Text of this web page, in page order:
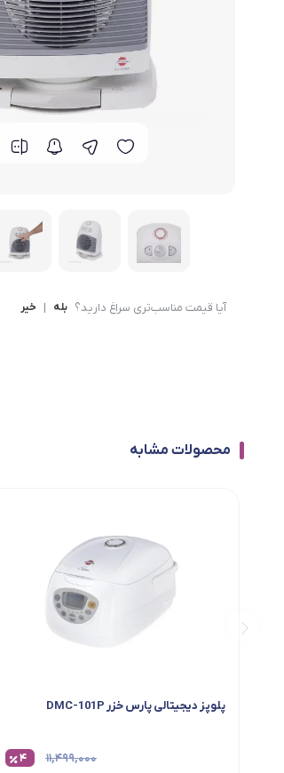
آیا قیمت مناسب‌تری سراغ دارید؟ بله | خیر
محصولات مشابه
پلوپز دیجیتالی پارس خزر DMC-101P
۱۱,۴۹۹,۰۰۰ ۴